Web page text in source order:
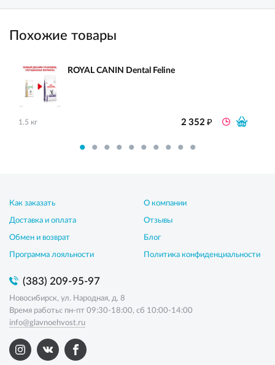
Похожие товары
ROYAL CANIN Dental Feline
1.5 кг 2 352₽
Как заказать
Доставка и оплата
Обмен и возврат
Программа лояльности
О компании
Отзывы
Блог
Политика конфиденциальности
(383) 209-95-97
Новосибирск, ул. Народная, д. 8
Время работы: пн-пт 09:30-18:00, сб 10:00-14:00
info@glavnoehvost.ru